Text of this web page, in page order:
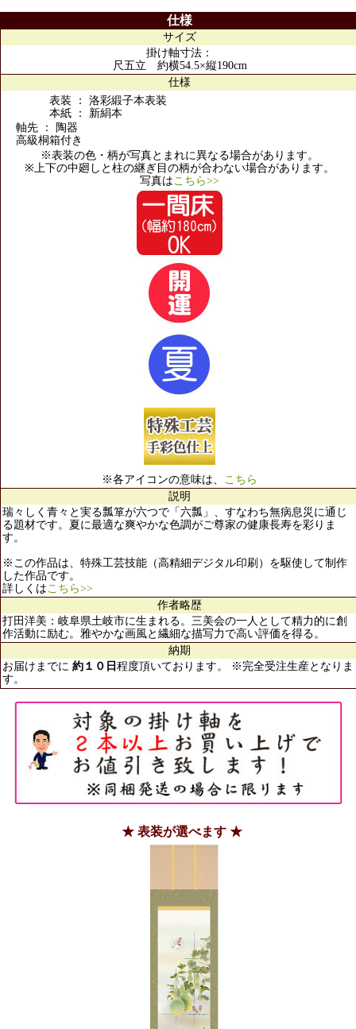
仕様
サイズ
掛け軸寸法：
尺五立 約横54.5×縦190cm
仕様
表装 ： 洛彩緞子本表装
本紙 ： 新絹本
軸先 ： 陶器
高級桐箱付き
※表装の色・柄が写真とまれに異なる場合があります。
※上下の中廻しと柱の継ぎ目の柄が合わない場合があります。
写真はこちら>>
※各アイコンの意味は、 こちら
説明
瑞々しく青々と実る瓢箪が六つで「六瓢」、すなわち無病息災に通じ
る題材です。夏に最適な爽やかな色調がご尊家の健康長寿を彩りま
す。
※この作品は、特殊工芸技能（高精細デジタル印刷）を駆使して制作
した作品です。
詳しくはこちら>>
作者略歴
打田洋美：岐阜県土岐市に生まれる。三美会の一人として精力的に創
作活動に励む。雅やかな画風と繊細な描写力で高い評価を得る。
納期
お届けまでに 約１０日 程度頂いております。 ※完全受注生産となりま
す。
★ 表装が選べます ★